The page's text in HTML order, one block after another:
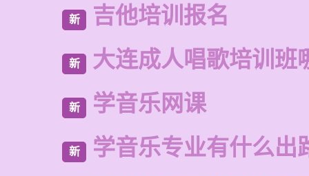
新 吉他培训报名
新 大连成人唱歌培训班
新 学音乐网课
新 学音乐专业有什么出